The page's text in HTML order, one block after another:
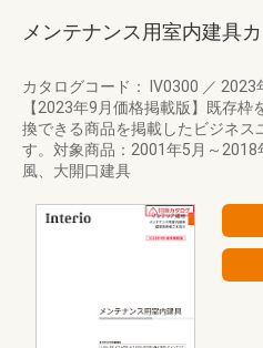
メンテナンス用室内建具
カタログコード： IV0300 ／ 2023
【2023年9月価格掲載版】既存
換できる商品を掲載したビジネス
す。対象商品：2001年5月～2018
風、大開口建具